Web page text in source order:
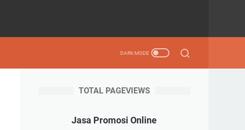
TOTAL PAGEVIEWS
Jasa Promosi Online